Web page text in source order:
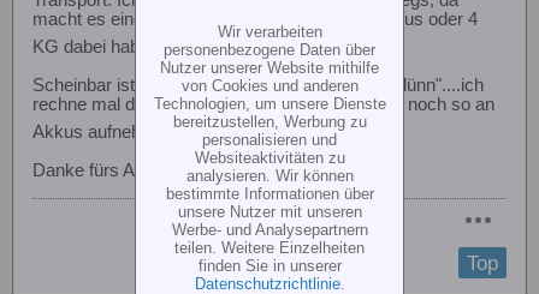
macht es einen Unterschied ob ich 2KG an Akkus oder 4
KG dabei habe.
Scheinbar ist die Luft im 450er Bereich etwas "dünn"....ich
rechne mal durch was der Nachläufer zukünftig noch so an
Akkus aufnehmen kann
Danke fürs Antworten, VG Marcus
Top
Wir verarbeiten
personenbezogene Daten über
Nutzer unserer Website mithilfe
von Cookies und anderen
Technologien, um unsere Dienste
bereitzustellen, Werbung zu
personalisieren und
Websiteaktivitäten zu
analysieren. Wir können
bestimmte Informationen über
unsere Nutzer mit unseren
Werbe- und Analysepartnern
teilen. Weitere Einzelheiten
finden Sie in unserer
Datenschutzrichtlinie.